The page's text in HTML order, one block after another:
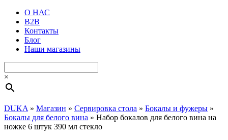
О НАС
B2B
Контакты
Блог
Наши магазины
×
DUKA » Магазин » Сервировка стола » Бокалы и фужеры »
Бокалы для белого вина » Набор бокалов для белого вина на
ножке 6 штук 390 мл стекло